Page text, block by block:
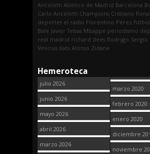
Ancelotti Atletico de Madrid Barcelona
Carlo Ancelotti Champions Cristiano
deportes el radio Florentino Pérez fútbol
Bale Javier Tebas Mbappe periodismo
real madrid richard dees Rodrygo Sergio
Vinicius Xabi Alonso Zidane
Hemeroteca
julio 2026
junio 2026
mayo 2026
abril 2026
marzo 2026
marzo 2020
febrero 2020
enero 2020
diciembre
noviembre